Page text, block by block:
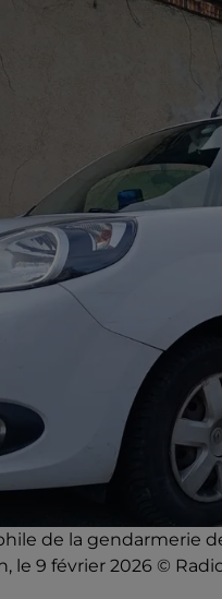
de la gendarmerie
le 9 février 2026 ©